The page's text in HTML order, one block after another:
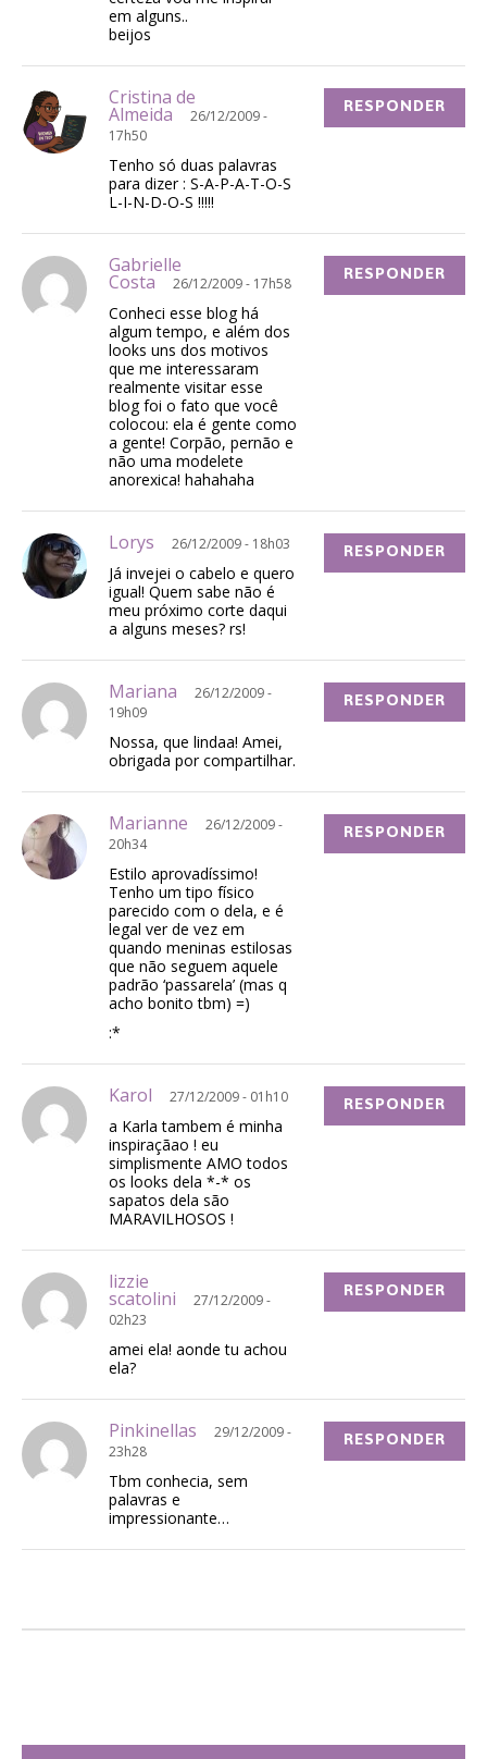
em alguns..
beijos
Cristina de
Almeida
26/12/2009 -
17h50
Tenho só duas palavras
para dizer : S-A-P-A-T-O-S
L-I-N-D-O-S !!!!!
RESPONDER
Gabrielle
Costa 26/12/2009 - 17h58
Conheci esse blog há
algum tempo, e além dos
looks uns dos motivos
que me interessaram
realmente visitar esse
blog foi o fato que você
colocou: ela é gente como
a gente! Corpão, pernão e
não uma modelete
anorexica! hahahaha
RESPONDER
Lorys 26/12/2009 - 18h03
Já invejei o cabelo e quero
igual! Quem sabe não é
meu próximo corte daqui
a alguns meses? rs!
RESPONDER
Mariana
26/12/2009 -
19h09
Nossa, que lindaa! Amei,
obrigada por compartilhar.
RESPONDER
Marianne
26/12/2009 -
20h34
Estilo aprovadíssimo!
Tenho um tipo físico
parecido com o dela, e é
legal ver de vez em
quando meninas estilosas
que não seguem aquele
padrão ‘passarela’ (mas q
acho bonito tbm) =)
:*
RESPONDER
Karol 27/12/2009 - 01h10
a Karla tambem é minha
inspiraçãao ! eu
simplismente AMO todos
os looks dela *-* os
sapatos dela são
MARAVILHOSOS !
RESPONDER
lizzie
scatolini
27/12/2009 -
02h23
amei ela! aonde tu achou
ela?
RESPONDER
Pinkinellas
29/12/2009 -
23h28
Tbm conhecia, sem
palavras e
impressionante…
RESPONDER